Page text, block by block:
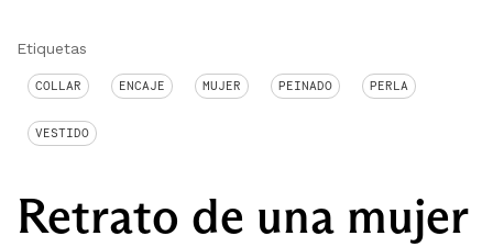
Etiquetas
COLLAR ENCAJE MUJER PEINADO PERLA
VESTIDO
Retrato de una mujer